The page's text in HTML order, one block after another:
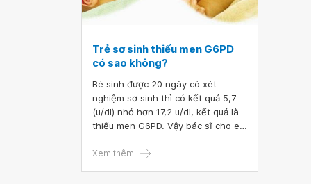
Trẻ sơ sinh thiếu men G6PD
có sao không?
Bé sinh được 20 ngày có xét
nghiệm sơ sinh thì có kết quả 5,7
(u/dl) nhỏ hơn 17,2 u/dl, kết quả là
thiếu men G6PD. Vậy bác sĩ cho em
sao không? Em cảm ơn bác sĩ.
Xem thêm